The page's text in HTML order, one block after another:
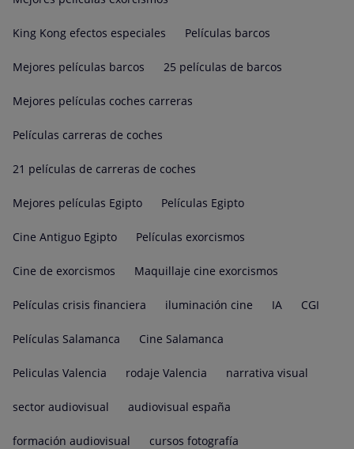
King Kong efectos especiales Películas barcos
Mejores películas barcos 25 películas de barcos
Mejores películas coches carreras
Películas carreras de coches
21 películas de carreras de coches
Mejores películas Egipto Películas Egipto
Cine Antiguo Egipto Películas exorcismos
Cine de exorcismos Maquillaje cine exorcismos
Películas crisis financiera iluminación cine IA CGI
Películas Salamanca Cine Salamanca
Peliculas Valencia rodaje Valencia narrativa visual
sector audiovisual audiovisual españa
formación audiovisual cursos fotografía